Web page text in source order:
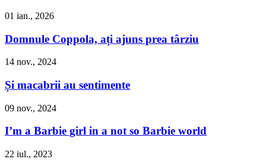
01 ian., 2026
Domnule Coppola, ați ajuns prea târziu
14 nov., 2024
Și macabrii au sentimente
09 nov., 2024
I’m a Barbie girl in a not so Barbie world
22 iul., 2023